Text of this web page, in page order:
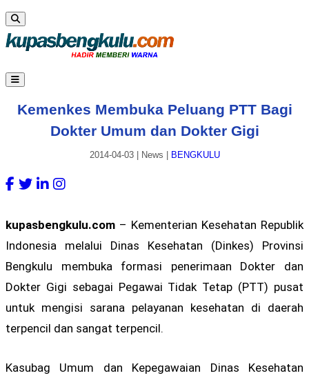
Kemenkes Membuka Peluang PTT Bagi
Dokter Umum dan Dokter Gigi
2014-04-03| News BENGKULU
kupasbengkulu.com – Kementerian Kesehatan Republik
Indonesia melalui Dinas Kesehatan (Dinkes) Provinsi
Bengkulu membuka formasi penerimaan Dokter dan
Dokter Gigi sebagai Pegawai Tidak Tetap (PTT) pusat
untuk mengisi sarana pelayanan kesehatan di daerah
terpencil dan sangat terpencil.
Kasubag Umum dan Kepegawaian Dinas Kesehatan